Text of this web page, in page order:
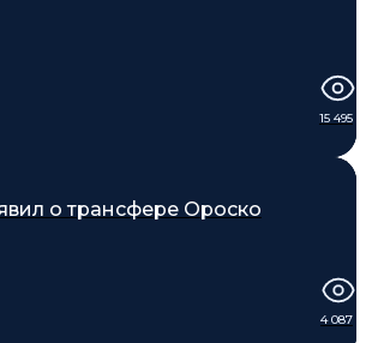
15 495
о трансфере Ороско
4 087